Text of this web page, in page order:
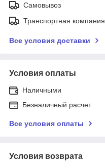
Самовывоз
Транспортная компания
Все условия доставки
Условия оплаты
Наличными
Безналичный расчет
Все условия оплаты
Условия возврата